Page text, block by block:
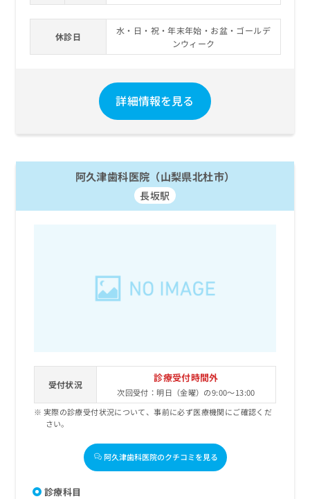
休診日
水・日・祝・年末年始・お盆・ゴールデ
ンウィーク
詳細情報を見る
阿久津歯科医院（山梨県北杜市）
長坂駅
受付状況
診療受付時間外
次回受付：明日（金曜）の9:00～13:00
実際の診療受付状況について、事前に必ず医療機関にご確認くだ
さい。
阿久津歯科医院のクチコミを見る
診療科目